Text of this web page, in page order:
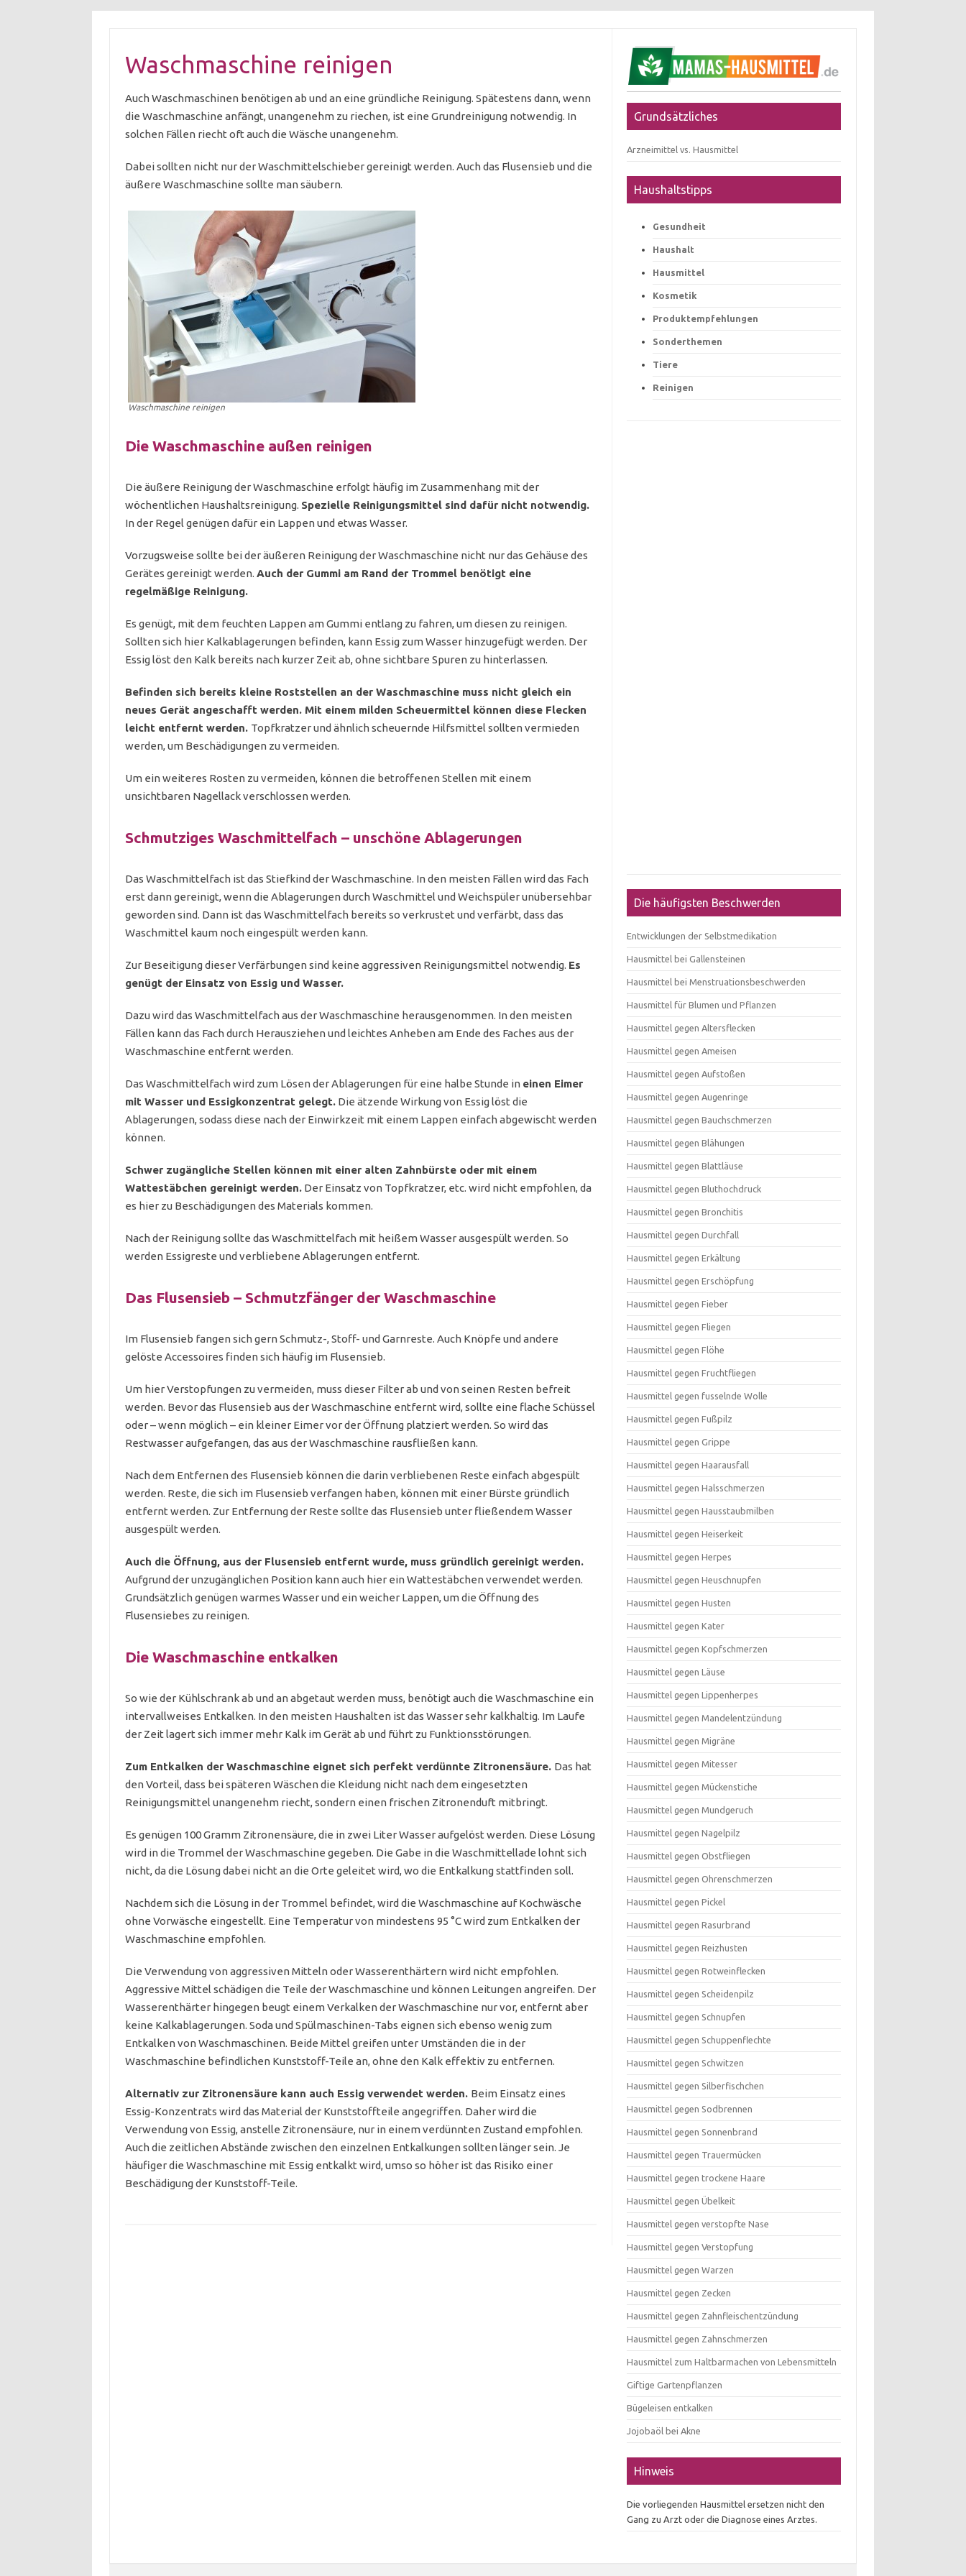
Waschmaschine reinigen
Auch Waschmaschinen benötigen ab und an eine gründliche Reinigung. Spätestens dann, wenn
die Waschmaschine anfängt, unangenehm zu riechen, ist eine Grundreinigung notwendig. In
solchen Fällen riecht oft auch die Wäsche unangenehm.
Dabei sollten nicht nur der Waschmittelschieber gereinigt werden. Auch das Flusensieb und die
äußere Waschmaschine sollte man säubern.
Waschmaschine reinigen
Die Waschmaschine außen reinigen
Die äußere Reinigung der Waschmaschine erfolgt häufig im Zusammenhang mit der
wöchentlichen Haushaltsreinigung. Spezielle Reinigungsmittel sind dafür nicht notwendig.
In der Regel genügen dafür ein Lappen und etwas Wasser.
Vorzugsweise sollte bei der äußeren Reinigung der Waschmaschine nicht nur das Gehäuse des
Gerätes gereinigt werden. Auch der Gummi am Rand der Trommel benötigt eine
regelmäßige Reinigung.
Es genügt, mit dem feuchten Lappen am Gummi entlang zu fahren, um diesen zu reinigen.
Sollten sich hier Kalkablagerungen befinden, kann Essig zum Wasser hinzugefügt werden. Der
Essig löst den Kalk bereits nach kurzer Zeit ab, ohne sichtbare Spuren zu hinterlassen.
Befinden sich bereits kleine Roststellen an der Waschmaschine muss nicht gleich ein
neues Gerät angeschafft werden. Mit einem milden Scheuermittel können diese Flecken
leicht entfernt werden. Topfkratzer und ähnlich scheuernde Hilfsmittel sollten vermieden
werden, um Beschädigungen zu vermeiden.
Um ein weiteres Rosten zu vermeiden, können die betroffenen Stellen mit einem
unsichtbaren Nagellack verschlossen werden.
Schmutziges Waschmittelfach – unschöne Ablagerungen
Das Waschmittelfach ist das Stiefkind der Waschmaschine. In den meisten Fällen wird das Fach
erst dann gereinigt, wenn die Ablagerungen durch Waschmittel und Weichspüler unübersehbar
geworden sind. Dann ist das Waschmittelfach bereits so verkrustet und verfärbt, dass das
Waschmittel kaum noch eingespült werden kann.
Zur Beseitigung dieser Verfärbungen sind keine aggressiven Reinigungsmittel notwendig. Es
genügt der Einsatz von Essig und Wasser.
Dazu wird das Waschmittelfach aus der Waschmaschine herausgenommen. In den meisten
Fällen kann das Fach durch Herausziehen und leichtes Anheben am Ende des Faches aus der
Waschmaschine entfernt werden.
Das Waschmittelfach wird zum Lösen der Ablagerungen für eine halbe Stunde in einen Eimer
mit Wasser und Essigkonzentrat gelegt.Die ätzende Wirkung von Essig löst die
Ablagerungen, sodass diese nach der Einwirkzeit mit einem Lappen einfach abgewischt werden
können.
Schwer zugängliche Stellen können mit einer alten Zahnbürste oder mit einem
Wattestäbchen gereinigt werden.Der Einsatz von Topfkratzer, etc. wird nicht empfohlen, da
es hier zu Beschädigungen des Materials kommen.
Nach der Reinigung sollte das Waschmittelfach mit heißem Wasser ausgespült werden. So
werden Essigreste und verbliebene Ablagerungen entfernt.
Das Flusensieb – Schmutzfänger der Waschmaschine
Im Flusensieb fangen sich gern Schmutz-, Stoff- und Garnreste. Auch Knöpfe und andere
gelöste Accessoires finden sich häufig im Flusensieb.
Um hier Verstopfungen zu vermeiden, muss dieser Filter ab und von seinen Resten befreit
werden. Bevor das Flusensieb aus der Waschmaschine entfernt wird, sollte eine flache Schüssel
oder – wenn möglich – ein kleiner Eimer vor der Öffnung platziert werden. So wird das
Restwasser aufgefangen, das aus der Waschmaschine rausfließen kann.
Nach dem Entfernen des Flusensieb können die darin verbliebenen Reste einfach abgespült
werden. Reste, die sich im Flusensieb verfangen haben, können mit einer Bürste gründlich
entfernt werden. Zur Entfernung der Reste sollte das Flusensieb unter fließendem Wasser
ausgespült werden.
Auch die Öffnung, aus der Flusensieb entfernt wurde, muss gründlich gereinigt werden.
Aufgrund der unzugänglichen Position kann auch hier ein Wattestäbchen verwendet werden.
Grundsätzlich genügen warmes Wasser und ein weicher Lappen, um die Öffnung des
Flusensiebes zu reinigen.
Die Waschmaschine entkalken
So wie der Kühlschrank ab und an abgetaut werden muss, benötigt auch die Waschmaschine ein
intervallweises Entkalken. In den meisten Haushalten ist das Wasser sehr kalkhaltig. Im Laufe
der Zeit lagert sich immer mehr Kalk im Gerät ab und führt zu Funktionsstörungen.
Zum Entkalken der Waschmaschine eignet sich perfekt verdünnte Zitronensäure. Das hat
den Vorteil, dass bei späteren Wäschen die Kleidung nicht nach dem eingesetzten
Reinigungsmittel unangenehm riecht, sondern einen frischen Zitronenduft mitbringt.
Es genügen 100 Gramm Zitronensäure, die in zwei Liter Wasser aufgelöst werden. Diese Lösung
wird in die Trommel der Waschmaschine gegeben. Die Gabe in die Waschmittellade lohnt sich
nicht, da die Lösung dabei nicht an die Orte geleitet wird, wo die Entkalkung stattfinden soll.
Nachdem sich die Lösung in der Trommel befindet, wird die Waschmaschine auf Kochwäsche
ohne Vorwäsche eingestellt. Eine Temperatur von mindestens 95 °C wird zum Entkalken der
Waschmaschine empfohlen.
Die Verwendung von aggressiven Mitteln oder Wasserenthärtern wird nicht empfohlen.
Aggressive Mittel schädigen die Teile der Waschmaschine und können Leitungen angreifen. Der
Wasserenthärter hingegen beugt einem Verkalken der Waschmaschine nur vor, entfernt aber
keine Kalkablagerungen. Soda und Spülmaschinen-Tabs eignen sich ebenso wenig zum
Entkalken von Waschmaschinen. Beide Mittel greifen unter Umständen die in der
Waschmaschine befindlichen Kunststoff-Teile an, ohne den Kalk effektiv zu entfernen.
Alternativ zur Zitronensäure kann auch Essig verwendet werden. Beim Einsatz eines
Essig-Konzentrats wird das Material der Kunststoffteile angegriffen. Daher wird die
Verwendung von Essig, anstelle Zitronensäure, nur in einem verdünnten Zustand empfohlen.
Auch die zeitlichen Abstände zwischen den einzelnen Entkalkungen sollten länger sein. Je
häufiger die Waschmaschine mit Essig entkalkt wird, umso so höher ist das Risiko einer
Beschädigung der Kunststoff-Teile.
Grundsätzliches
Arzneimittel vs. Hausmittel
Haushaltstipps
Gesundheit
Haushalt
Hausmittel
Kosmetik
Produktempfehlungen
Sonderthemen
Tiere
Reinigen
Die häufigsten Beschwerden
Entwicklungen der Selbstmedikation
Hausmittel bei Gallensteinen
Hausmittel bei Menstruationsbeschwerden
Hausmittel für Blumen und Pflanzen
Hausmittel gegen Altersflecken
Hausmittel gegen Ameisen
Hausmittel gegen Aufstoßen
Hausmittel gegen Augenringe
Hausmittel gegen Bauchschmerzen
Hausmittel gegen Blähungen
Hausmittel gegen Blattläuse
Hausmittel gegen Bluthochdruck
Hausmittel gegen Bronchitis
Hausmittel gegen Durchfall
Hausmittel gegen Erkältung
Hausmittel gegen Erschöpfung
Hausmittel gegen Fieber
Hausmittel gegen Fliegen
Hausmittel gegen Flöhe
Hausmittel gegen Fruchtfliegen
Hausmittel gegen fusselnde Wolle
Hausmittel gegen Fußpilz
Hausmittel gegen Grippe
Hausmittel gegen Haarausfall
Hausmittel gegen Halsschmerzen
Hausmittel gegen Hausstaubmilben
Hausmittel gegen Heiserkeit
Hausmittel gegen Herpes
Hausmittel gegen Heuschnupfen
Hausmittel gegen Husten
Hausmittel gegen Kater
Hausmittel gegen Kopfschmerzen
Hausmittel gegen Läuse
Hausmittel gegen Lippenherpes
Hausmittel gegen Mandelentzündung
Hausmittel gegen Migräne
Hausmittel gegen Mitesser
Hausmittel gegen Mückenstiche
Hausmittel gegen Mundgeruch
Hausmittel gegen Nagelpilz
Hausmittel gegen Obstfliegen
Hausmittel gegen Ohrenschmerzen
Hausmittel gegen Pickel
Hausmittel gegen Rasurbrand
Hausmittel gegen Reizhusten
Hausmittel gegen Rotweinflecken
Hausmittel gegen Scheidenpilz
Hausmittel gegen Schnupfen
Hausmittel gegen Schuppenflechte
Hausmittel gegen Schwitzen
Hausmittel gegen Silberfischchen
Hausmittel gegen Sodbrennen
Hausmittel gegen Sonnenbrand
Hausmittel gegen Trauermücken
Hausmittel gegen trockene Haare
Hausmittel gegen Übelkeit
Hausmittel gegen verstopfte Nase
Hausmittel gegen Verstopfung
Hausmittel gegen Warzen
Hausmittel gegen Zecken
Hausmittel gegen Zahnfleischentzündung
Hausmittel gegen Zahnschmerzen
Hausmittel zum Haltbarmachen von Lebensmitteln
Giftige Gartenpflanzen
Bügeleisen entkalken
Jojobaöl bei Akne
Hinweis
Die vorliegenden Hausmittel ersetzen nicht den
Gang zu Arzt oder die Diagnose eines Arztes.